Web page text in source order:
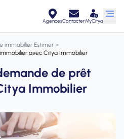
AgencesContacterMyCitya
immobilier Estimer >
avec Citya Immobilier
de prêt
Immobilier